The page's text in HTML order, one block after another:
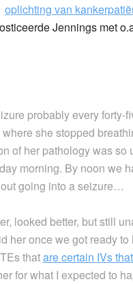
oplichting van
Jennings met
probably every forty-
she stopped
of her pathology was
morning. By noon we
going into a seizure…
looked better, but still
her once we got ready
thatare certain IVs
for what I expected to